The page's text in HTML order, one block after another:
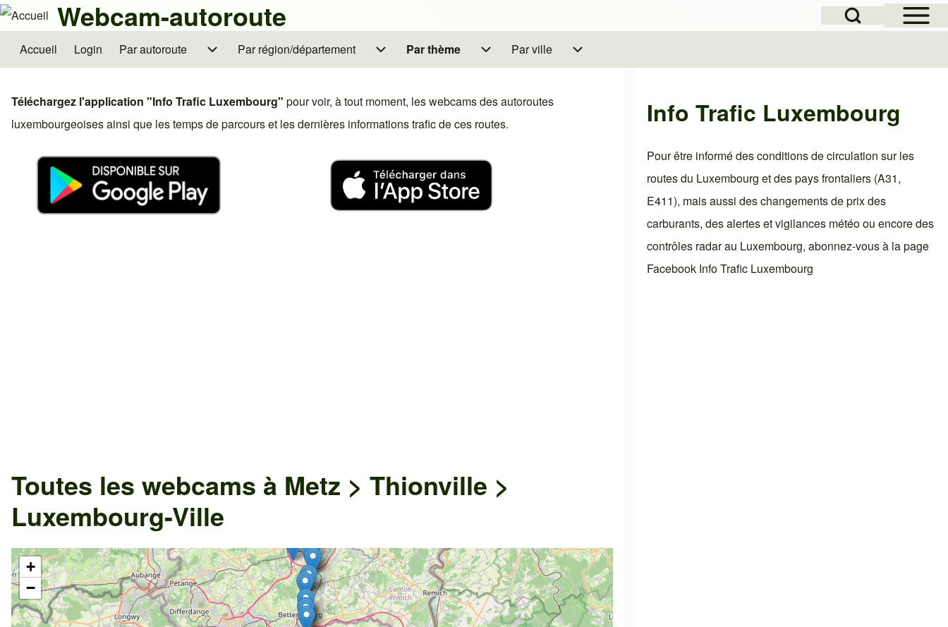
Skip to header
Skip to main navigation
Aller au contenu principal
Skip to footer Open Sidebar
Open Search Block
Webcam-autoroute
Main navigation
Accueil Login Par autoroute
sous-navigation Par autoroutePar région/département
sous-navigation Par région/département
Par thème
sous-navigation Par thème
Par ville
sous-navigation Par ville
Téléchargez l'application "Info Trafic Luxembourg" pour voir, à tout moment, les webcams des autoroutes
luxembourgeoises ainsi que les temps de parcours et les dernières informations trafic de ces routes.
Toutes les webcams à Metz > Thionville >
Luxembourg-Ville
+
−
Info Trafic Luxembourg
Pour être informé des conditions de circulation sur les
routes du Luxembourg et des pays frontaliers (A31,
E411), mais aussi des changements de prix des
carburants, des alertes et vigilances météo ou encore des
contrôles radar au Luxembourg, abonnez-vous à la page
Facebook Info Trafic Luxembourg